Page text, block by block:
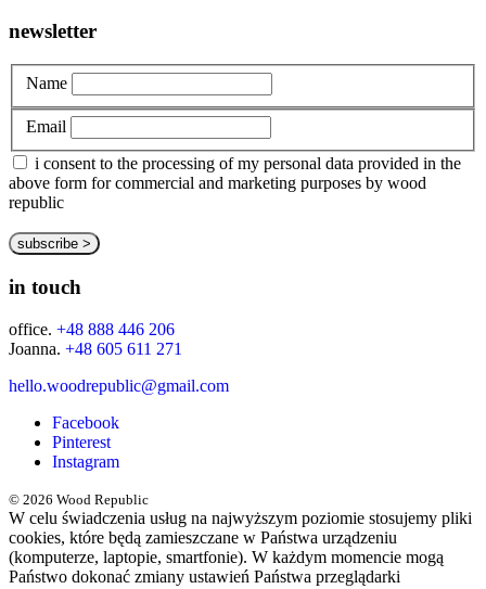
newsletter
Name
Email
i consent to the processing of my personal data provided in the
above form for commercial and marketing purposes by wood
republic
in touch
office. +48 888 446 206
Joanna. +48 605 611 271
hello.woodrepublic@gmail.com
Facebook
Pinterest
Instagram
© 2026 Wood Republic
W celu świadczenia usług na najwyższym poziomie stosujemy pliki
cookies, które będą zamieszczane w Państwa urządzeniu
(komputerze, laptopie, smartfonie). W każdym momencie mogą
Państwo dokonać zmiany ustawień Państwa przeglądarki